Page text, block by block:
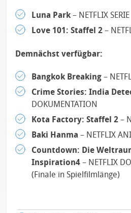
Luna Park – NETFLIX SERIE
Love 101: Staffel 2 –
Demnächst verfügbar:
Bangkok Breaking –
Crime Stories: India
DOKUMENTATION
Kota Factory: Staffel 2 –
Baki Hanma – NETFLIX
Countdown: Die
Inspiration4 – NETFLIX
(Finale in Spielfilmlänge)